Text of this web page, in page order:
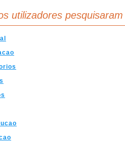
utilizadores pesquisaram